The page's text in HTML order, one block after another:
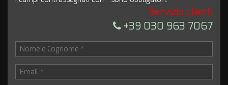
Servizio clienti
+39 030 963 7067